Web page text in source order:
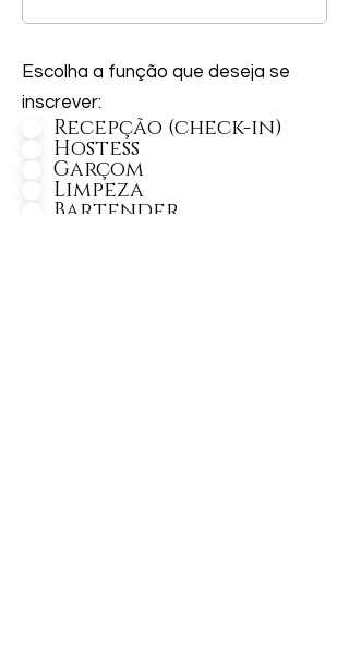
Escolha a função que deseja se
inscrever:
Recepção (check-in)
Hostess
Garçom
Limpeza
Bartender